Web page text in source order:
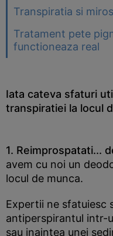
Transpiratia si
Tratament pete
functioneaza real
Iata cateva sfaturi
transpiratiei la locul
1. Reimprospatati...
avem cu noi un
locul de munca.
Expertii ne sfatuiesc
antiperspirantul intr-
sau inaintea unei